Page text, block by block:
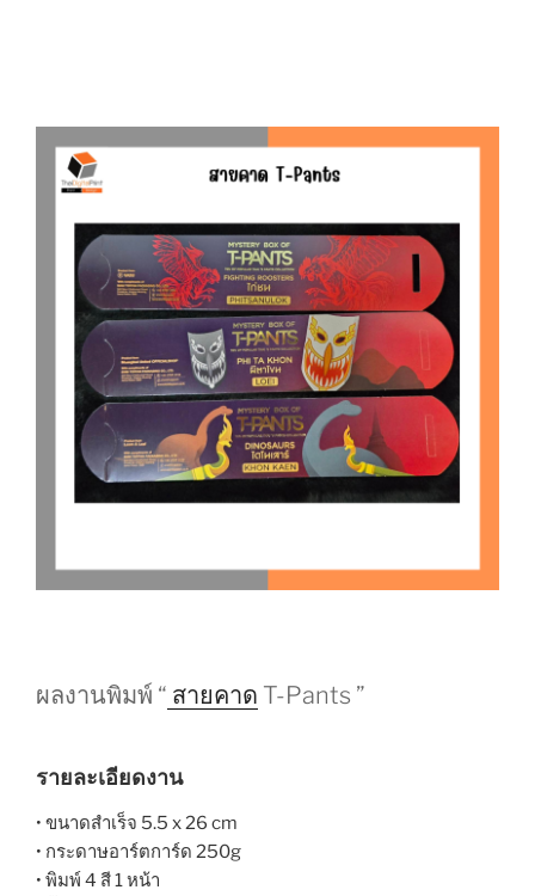
ผลงานพิมพ์ “ สายคาด T-Pants ”
รายละเอียดงาน
• ขนาดสำเร็จ 5.5 x 26 cm
• กระดาษอาร์ตการ์ด 250g
• พิมพ์ 4 สี 1 หน้า